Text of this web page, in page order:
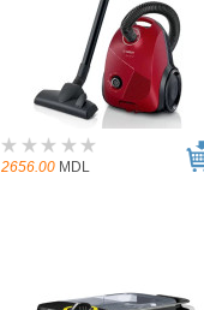
2656.00 MDL